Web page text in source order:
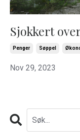
Sjokkert
Penger Søppel
Nov 29, 2023